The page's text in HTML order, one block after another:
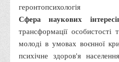
Положення про приймальну
Положення про апеляційну
Рішення приймальної комісії
Порядок прийому
геронтопсихологія
Сфера наукових
трансформації особистості
молоді в умовах воєнної
психічне здоров'я